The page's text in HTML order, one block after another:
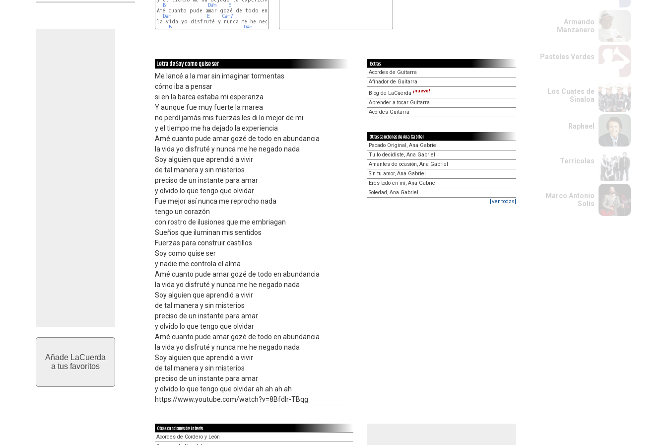
Añade LaCuerda
a tus favoritos
B
D#m E
Amé cuanto pude amar gozé de todo en abundancia
D#m
E C#m7
la vida yo disfruté y nunca me he negado nada
B
D#m
Letra de Soy como quise ser
Me lancé a la mar sin imaginar tormentas
cómo iba a pensar
si en la barca estaba mi esperanza
Y aunque fue muy fuerte la marea
no perdí jamás mis fuerzas les di lo mejor de mi
y el tiempo me ha dejado la experiencia
Amé cuanto pude amar gozé de todo en abundancia
la vida yo disfruté y nunca me he negado nada
Soy alguien que aprendió a vivir
de tal manera y sin misterios
preciso de un instante para amar
y olvido lo que tengo que olvidar
Fue mejor así nunca me reprocho nada
tengo un corazón
con rostro de ilusiones que me embriagan
Sueños que iluminan mis sentidos
Fuerzas para construir castillos
Soy como quise ser
y nadie me controla el alma
Amé cuanto pude amar gozé de todo en abundancia
la vida yo disfruté y nunca me he negado nada
Soy alguien que aprendió a vivir
de tal manera y sin misterios
preciso de un instante para amar
y olvido lo que tengo que olvidar
Amé cuanto pude amar gozé de todo en abundancia
la vida yo disfruté y nunca me he negado nada
Soy alguien que aprendió a vivir
de tal manera y sin misterios
preciso de un instante para amar
y olvido lo que tengo que olvidar ah ah ah ah
https://www.youtube.com/watch?v=8BfdIr-TBqg
Extras
Acordes de Guitarra
Afinador de Guitarra
Blog de LaCuerda ¡nuevo!
Aprender a tocar Guitarra
Acordes Guitarra
Otras canciones de Ana Gabriel
Pecado Original, Ana Gabriel
Tu lo decidiste, Ana Gabriel
Amantes de ocasión, Ana Gabriel
Sin tu amor, Ana Gabriel
Eres todo en mí, Ana Gabriel
Soledad, Ana Gabriel
[ver todas]
Otras canciones de interés
Acordes de Cordero y León
Armando
Manzanero
Pasteles Verdes
Los Cuates de
Sinaloa
Raphael
Terrícolas
Marco Antonio
Solís